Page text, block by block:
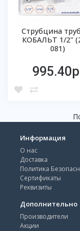
Струбцина
КОБАЛЬТ 1/2"
081)
Информация
О нас
Доставка
Политика
Сертификаты
Реквизиты
Дополнительно
Производители
Акции